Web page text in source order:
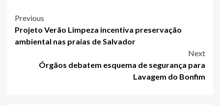
Post
navigation
Previous
Projeto Verão Limpeza incentiva preservação
ambiental nas praias de Salvador
Next
Órgãos debatem esquema de segurança para
Lavagem do Bonfim